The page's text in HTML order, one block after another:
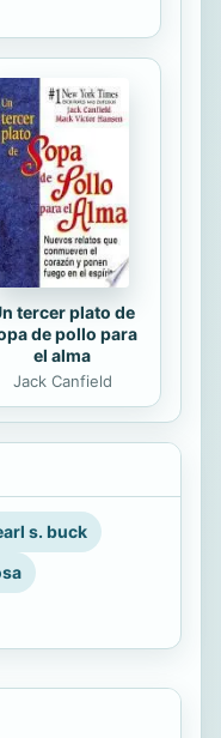
tercer plato de
de pollo para
el alma
Jack Canfield
s. buck